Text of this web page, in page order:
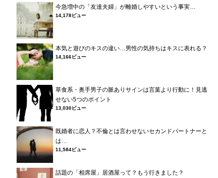
今急増中の「友達夫婦」が離婚しやすいという事実…
14,178ビュー
本気と遊びのキスの違い…男性の気持ちはキスに表れる？
14,166ビュー
草食系・奥手男子の脈ありサインは言葉より行動に！見逃
せない5つのポイント
13,030ビュー
既婚者に恋人？不倫とは言わせないセカンドパートナーと
は…
11,584ビュー
話題の「相席屋」居酒屋って？もう行きました？